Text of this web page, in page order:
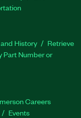
History
Retrieve
Part Number or
Careers
Events